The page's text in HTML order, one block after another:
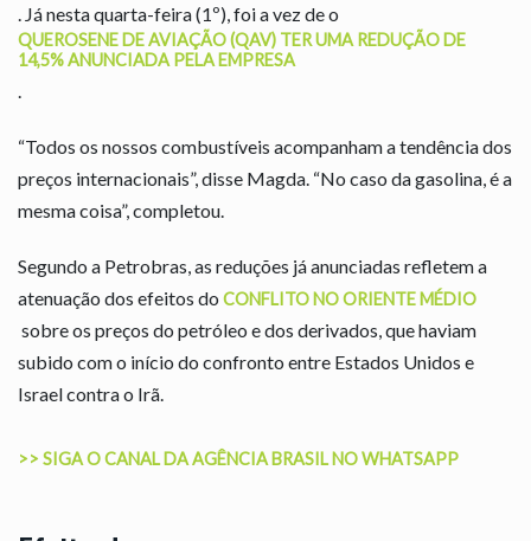
. Já nesta quarta-feira (1º), foi a vez de o
QUEROSENE DE AVIAÇÃO (QAV) TER UMA REDUÇÃO DE
14,5% ANUNCIADA PELA EMPRESA
.
“Todos os nossos combustíveis acompanham a tendência dos
preços internacionais”, disse Magda. “No caso da gasolina, é a
mesma coisa”, completou.
Segundo a Petrobras, as reduções já anunciadas refletem a
atenuação dos efeitos do CONFLITO NO ORIENTE MÉDIO
sobre os preços do petróleo e dos derivados, que haviam
subido com o início do confronto entre Estados Unidos e
Israel contra o Irã.
>> SIGA O CANAL DA AGÊNCIA BRASIL NO WHATSAPP